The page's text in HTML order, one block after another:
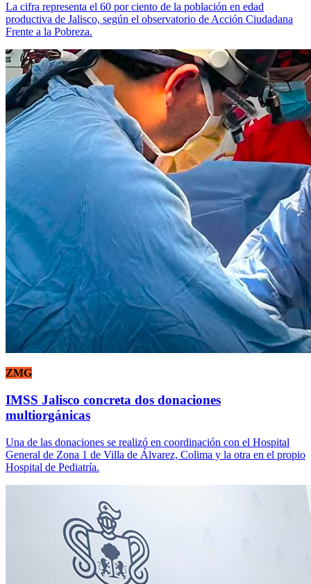
La cifra representa el 60 por ciento de la población en edad
productiva de Jalisco, según el observatorio de Acción Ciudadana
Frente a la Pobreza.
ZMG
IMSS Jalisco concreta dos donaciones
multiorgánicas
Una de las donaciones se realizó en coordinación con el Hospital
General de Zona 1 de Villa de Álvarez, Colima y la otra en el propio
Hospital de Pediatría.